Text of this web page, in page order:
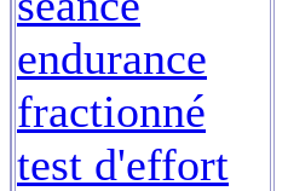
endurance
fractionné
test d'effort